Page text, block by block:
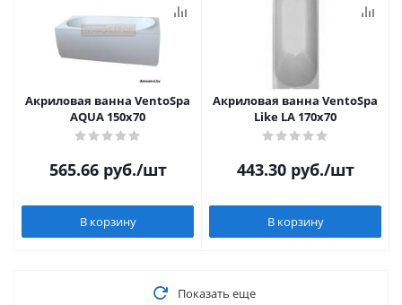
Акриловая ванна VentoSpa
AQUA 150x70
565.66руб./шт
В корзину
Акриловая ванна VentoSpa
Like LA 170x70
443.30руб./шт
В корзину
Показать еще